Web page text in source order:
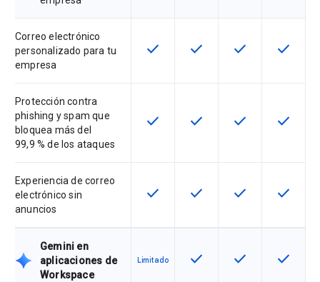
Correo electrónico
personalizado para tu
empresa
Esta función está disponible para
check Esta función está
check Esta función
check Esta
check
Protección contra
phishing y spam que
bloquea más del
99,9 % de los ataques
Esta función está disponible para
check Esta función está
check Esta función
check Esta
check
Experiencia de correo
electrónico sin
anuncios
Esta función está disponible para
check Esta función está
check Esta función
check Esta
check
Gemini en
aplicaciones de
Workspace
Limitado Esta función está
check Esta función
check Esta
check